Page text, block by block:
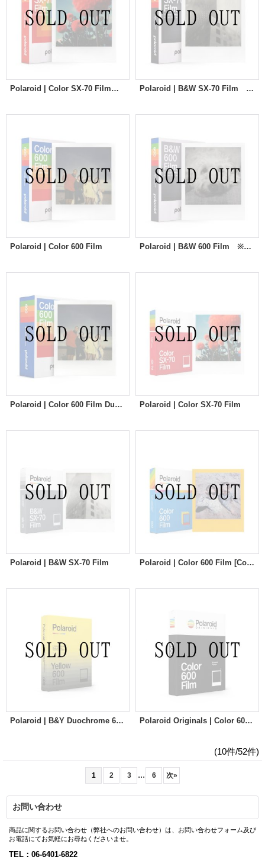
Polaroid | Color SX-70 Film ※New Polaroid | B&W SX-70 Film ※New
Polaroid | Color 600 Film Polaroid | B&W 600 Film ※New
Polaroid | Color 600 Film Duble Pack Polaroid | Color SX-70 Film
Polaroid | B&W SX-70 Film Polaroid | Color 600 Film [Color Frames]
Polaroid | B&Y Duochrome 600 Film Polaroid Originals | Color 600 Film [Fragment Edition]
(10件/52件)
1 2 3 ... 6 次»
お問い合わせ
商品に関するお問い合わせ（弊社へのお問い合わせ）は、お問い合わせフォーム及び
お電話にてお気軽にお尋ねくださいませ。
TEL：06-6401-6822